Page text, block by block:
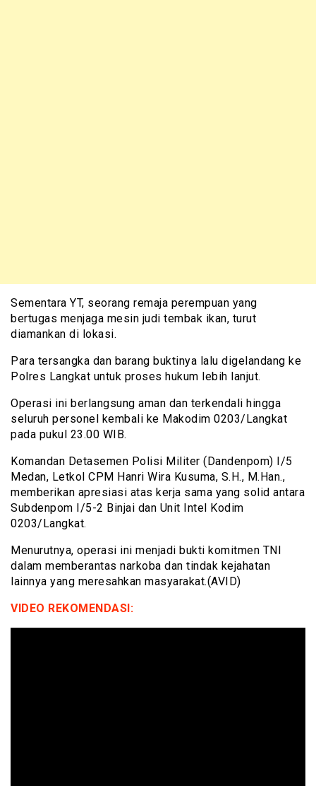
Sementara YT, seorang remaja perempuan yang
bertugas menjaga mesin judi tembak ikan, turut
diamankan di lokasi.
Para tersangka dan barang buktinya lalu digelandang ke
Polres Langkat untuk proses hukum lebih lanjut.
Operasi ini berlangsung aman dan terkendali hingga
seluruh personel kembali ke Makodim 0203/Langkat
pada pukul 23.00 WIB.
Komandan Detasemen Polisi Militer (Dandenpom) I/5
Medan, Letkol CPM Hanri Wira Kusuma, S.H., M.Han.,
memberikan apresiasi atas kerja sama yang solid antara
Subdenpom I/5-2 Binjai dan Unit Intel Kodim
0203/Langkat.
Menurutnya, operasi ini menjadi bukti komitmen TNI
dalam memberantas narkoba dan tindak kejahatan
lainnya yang meresahkan masyarakat.(AVID)
VIDEO REKOMENDASI: